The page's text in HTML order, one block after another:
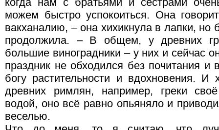
можем быстро успокоиться. Она
вакханалию, – она хихикнула в лапки, но
продолжила. – В общем, у древних
большие виноградники – у них и сейчас
праздник не обходился без почитания и
богу растительности и вдохновения. И
древних римлян, например, греки
водой, оно всё равно опьяняло и
веселью.